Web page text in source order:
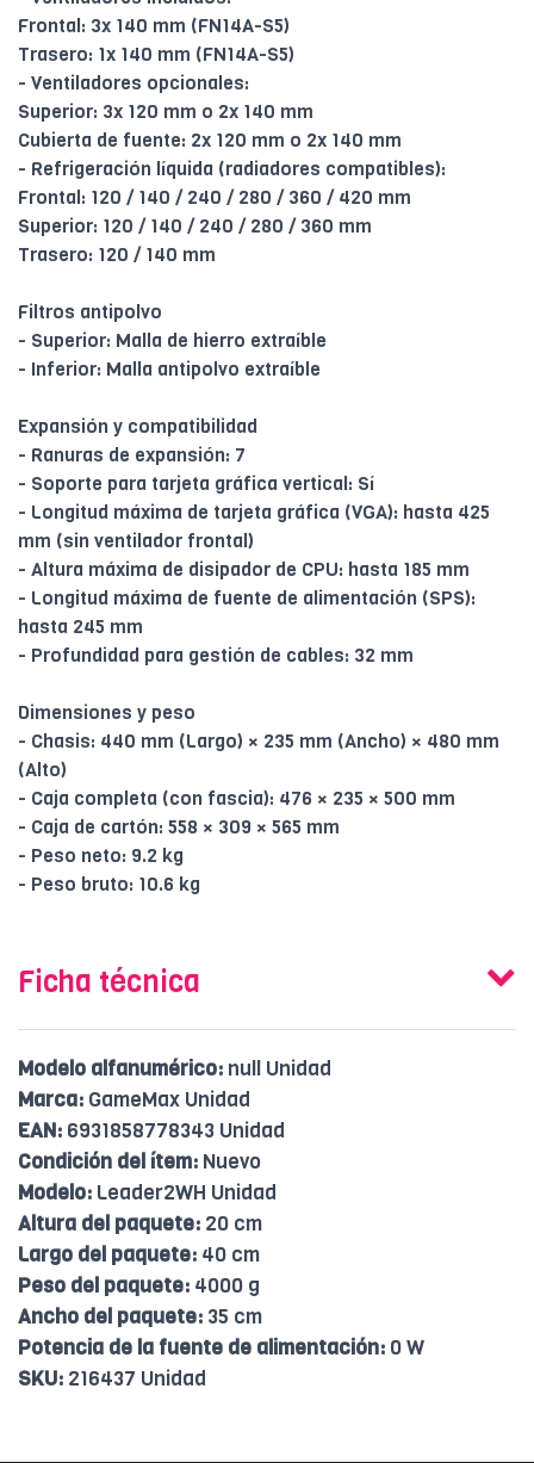
Frontal: 3x 140 mm (FN14A-S5)
Trasero: 1x 140 mm (FN14A-S5)
- Ventiladores opcionales:
Superior: 3x 120 mm o 2x 140 mm
Cubierta de fuente: 2x 120 mm o 2x 140 mm
- Refrigeración líquida (radiadores compatibles):
Frontal: 120 / 140 / 240 / 280 / 360 / 420 mm
Superior: 120 / 140 / 240 / 280 / 360 mm
Trasero: 120 / 140 mm
Filtros antipolvo
- Superior: Malla de hierro extraíble
- Inferior: Malla antipolvo extraíble
Expansión y compatibilidad
- Ranuras de expansión: 7
- Soporte para tarjeta gráfica vertical: Sí
- Longitud máxima de tarjeta gráfica (VGA): hasta 425
mm (sin ventilador frontal)
- Altura máxima de disipador de CPU: hasta 185 mm
- Longitud máxima de fuente de alimentación (SPS):
hasta 245 mm
- Profundidad para gestión de cables: 32 mm
Dimensiones y peso
- Chasis: 440 mm (Largo) × 235 mm (Ancho) × 480 mm
(Alto)
- Caja completa (con fascia): 476 × 235 × 500 mm
- Caja de cartón: 558 × 309 × 565 mm
- Peso neto: 9.2 kg
- Peso bruto: 10.6 kg
Ficha técnica
Modelo alfanumérico: null Unidad
Marca: GameMax Unidad
EAN: 6931858778343 Unidad
Condición del ítem: Nuevo
Modelo: Leader2WH Unidad
Altura del paquete: 20 cm
Largo del paquete: 40 cm
Peso del paquete: 4000 g
Ancho del paquete: 35 cm
Potencia de la fuente de alimentación: 0 W
SKU: 216437 Unidad